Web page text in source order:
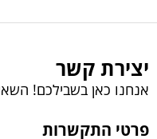
יצירת קשר
אנחנו כאן בשבילכם!
פרטי התקשרות